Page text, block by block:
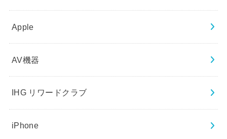
Apple
AV機器
IHG リワードクラブ
iPhone